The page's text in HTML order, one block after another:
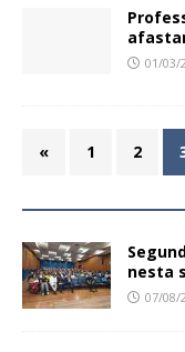
01/03/
« 1 2
nesta
07/08/